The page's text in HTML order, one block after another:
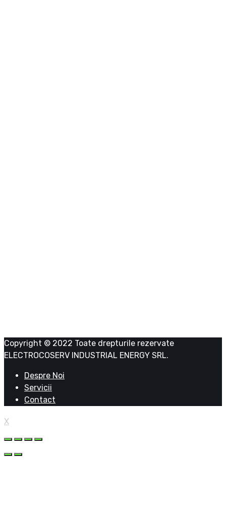
Copyright © 2022 Toate drepturile rezervate
ELECTROCOSERV INDUSTRIAL ENERGY SRL.
Despre Noi
Servicii
Contact
X